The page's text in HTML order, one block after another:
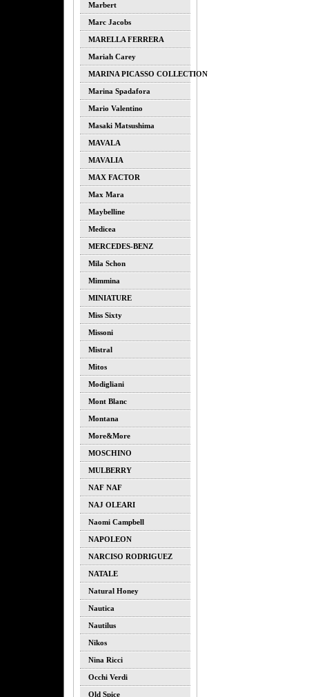
Marbert
Marc Jacobs
MARELLA FERRERA
Mariah Carey
MARINA PICASSO COLLECTION
Marina Spadafora
Mario Valentino
Masaki Matsushima
MAVALA
MAVALIA
MAX FACTOR
Max Mara
Maybelline
Medicea
MERCEDES-BENZ
Mila Schon
Mimmina
MINIATURE
Miss Sixty
Missoni
Mistral
Mitos
Modigliani
Mont Blanc
Montana
More&more
MOSCHINO
MULBERRY
NAF NAF
NAJ OLEARI
Naomi Campbell
NAPOLEON
NARCISO RODRIGUEZ
NATALE
Natural Honey
Nautica
Nautilus
Nikos
Nina Ricci
Occhi Verdi
Old Spice